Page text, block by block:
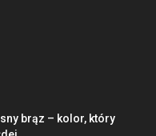
brąz – kolor, który